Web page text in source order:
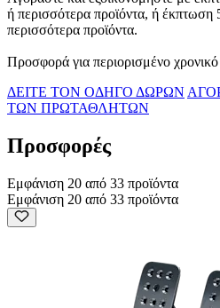
ή περισσότερα προϊόντα, ή έκπτωση
περισσότερα προϊόντα.
Προσφορά για περιορισμένο
ΔΕΙΤΕ ΤΟΝ ΟΔΗΓΟ ΔΩΡΩΝ
ΤΩΝ ΠΡΩΤΑΘΛΗΤΩΝ
Προσφορές
Εμφάνιση 20 από 33 προϊόντα
Εμφάνιση 20 από 33 προϊόντα